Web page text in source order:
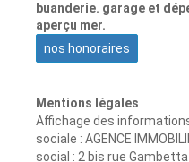
buanderie. garage et
aperçu mer.
nos honoraires
Mentions légales
Affichage des informations
sociale : AGENCE
social : 2 bis rue Gambetta